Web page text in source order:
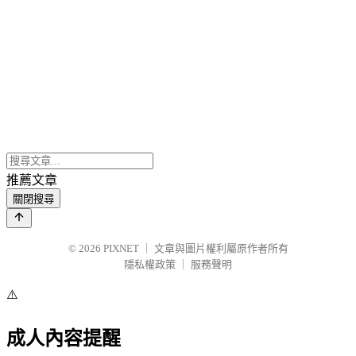
推薦文章
關閉搜尋
© 2026 PIXNET
文章與圖片權利屬原作者所有
隱私權政策
服務聲明
⚠️
成人內容提醒